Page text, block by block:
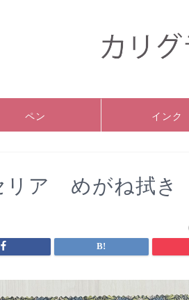
ペン インク
ア めがね拭き